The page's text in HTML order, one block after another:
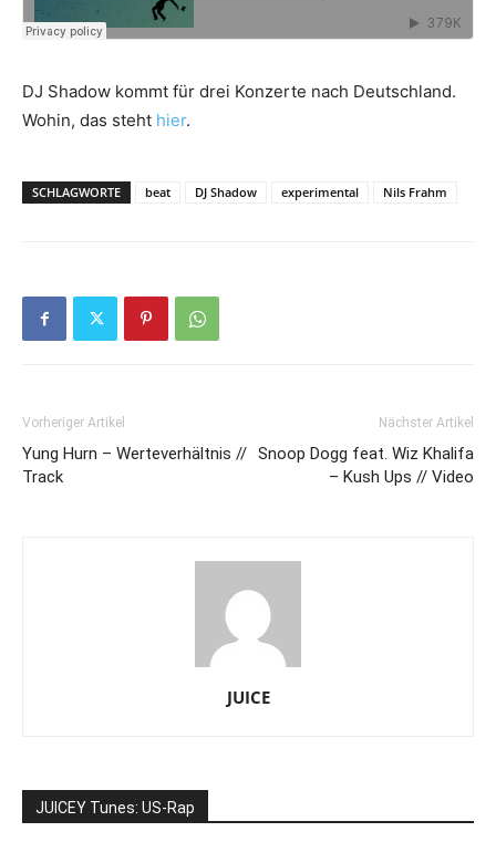
DJ Shadow kommt für drei Konzerte nach Deutschland.
Wohin, das steht hier.
SCHLAGWORTE beat DJ Shadow experimental Nils Frahm
Vorheriger Artikel
Yung Hurn – Werteverhältnis //
Track
Nächster Artikel
Snoop Dogg feat. Wiz Khalifa
– Kush Ups // Video
JUICE
JUICEY Tunes: US-Rap